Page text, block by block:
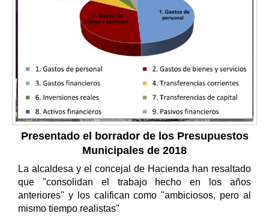
Presentado el borrador de los Presupuestos
Municipales de 2018
La alcaldesa y el concejal de Hacienda han resaltado
que "consolidan el trabajo hecho en los años
anteriores" y los califican como "ambiciosos, pero al
mismo tiempo realistas"